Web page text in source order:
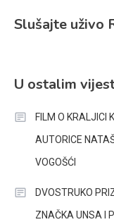
Slušajte uživo
U ostalim
FILM O KRALJICI
AUTORICE
VOGOŠĆI
DVOSTRUKO
ZNAČKA UNSA I